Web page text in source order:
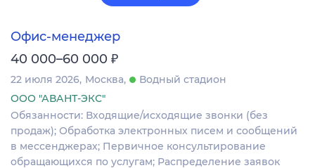
Офис-менеджер
40 000–60 000 ₽
22 июля 2026 Москва
Водный стадион
ООО "АВАНТ-ЭКС"
Обязанности: Входящие/исходящие звонки (без
продаж); Обработка электронных писем и сообщений
в мессенджерах; Первичное консультирование
обращающихся по услугам; Распределение заявок